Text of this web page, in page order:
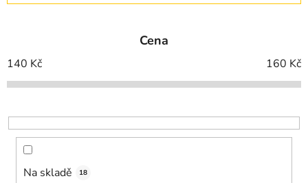
z
í
p
o
d
Cena
140 Kč 160 Kč
Na skladě 18